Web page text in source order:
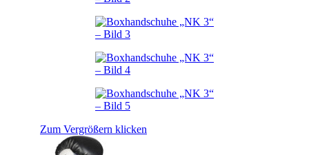
Zum Vergrößern klicken